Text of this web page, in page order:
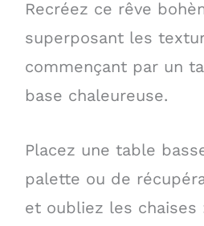
Recréez ce rêve
superposant les
commençant par un
base chaleureuse.
Placez une table
palette ou de
et oubliez les